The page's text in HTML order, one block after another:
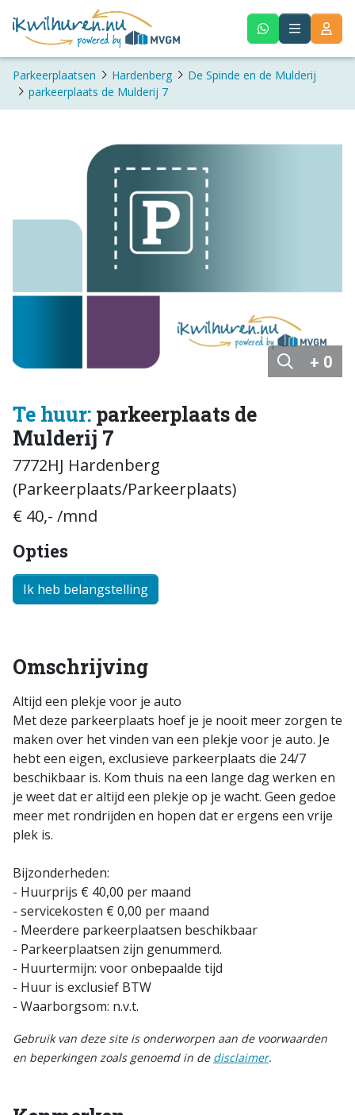
Parkeerplaatsen Hardenberg
De Spinde en de Mulderij
parkeerplaats de Mulderij 7
+ 0
Te huur: parkeerplaats de
Mulderij 7
7772HJ Hardenberg
(Parkeerplaats/Parkeerplaats)
€ 40,- /mnd
Opties
Ik heb belangstelling
Omschrijving
Altijd een plekje voor je auto
Met deze parkeerplaats hoef je je nooit meer zorgen te
maken over het vinden van een plekje voor je auto. Je
hebt een eigen, exclusieve parkeerplaats die 24/7
beschikbaar is. Kom thuis na een lange dag werken en
je weet dat er altijd een plekje op je wacht. Geen gedoe
meer met rondrijden en hopen dat er ergens een vrije
plek is.
Bijzonderheden:
- Huurprijs € 40,00 per maand
- servicekosten € 0,00 per maand
- Meerdere parkeerplaatsen beschikbaar
- Parkeerplaatsen zijn genummerd.
- Huurtermijn: voor onbepaalde tijd
- Huur is exclusief BTW
- Waarborgsom: n.v.t.
Gebruik van deze site is onderworpen aan de voorwaarden
en beperkingen zoals genoemd in de disclaimer.